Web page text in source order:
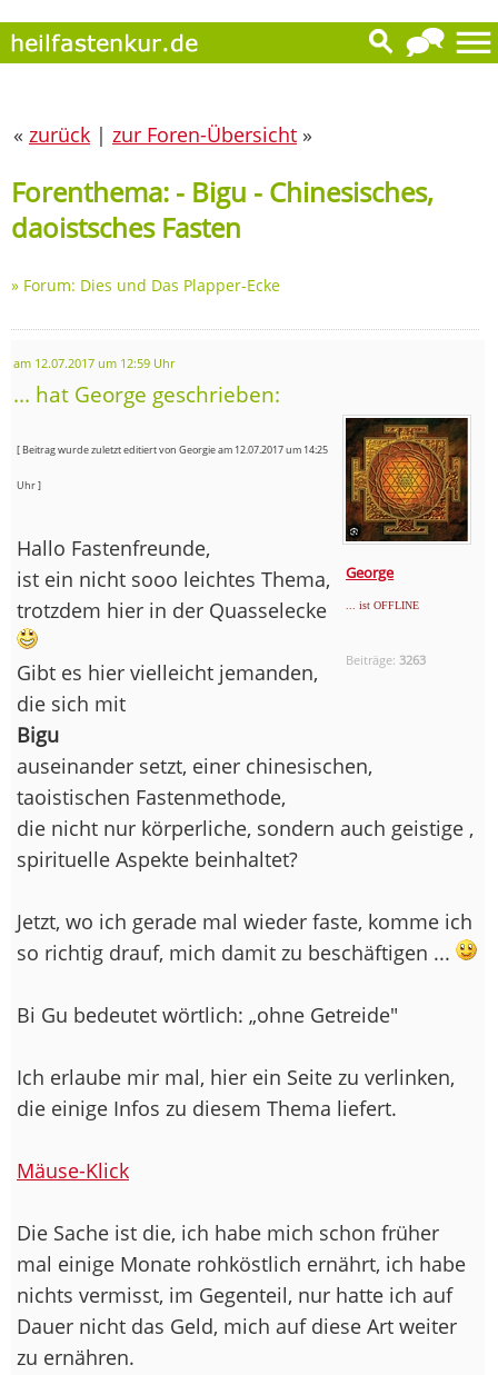
« zurück | zur Foren-Übersicht »
Forenthema: - Bigu - Chinesisches,
daoistsches Fasten
» Forum: Dies und Das Plapper-Ecke
am 12.07.2017 um 12:59 Uhr
... hat George geschrieben:
George
... ist OFFLINE
Beiträge:3263
[ Beitrag wurde zuletzt editiert von Georgie am 12.07.2017 um 14:25
Uhr ]
Hallo Fastenfreunde,
ist ein nicht sooo leichtes Thema,
trotzdem hier in der Quasselecke
Gibt es hier vielleicht jemanden,
die sich mit
Bigu
auseinander setzt, einer chinesischen,
taoistischen Fastenmethode,
die nicht nur körperliche, sondern auch geistige ,
spirituelle Aspekte beinhaltet?
Jetzt, wo ich gerade mal wieder faste, komme ich
so richtig drauf, mich damit zu beschäftigen ...
Bi Gu bedeutet wörtlich: „ohne Getreide"
Ich erlaube mir mal, hier ein Seite zu verlinken,
die einige Infos zu diesem Thema liefert.
Mäuse-Klick
Die Sache ist die, ich habe mich schon früher
mal einige Monate rohköstlich ernährt, ich habe
nichts vermisst, im Gegenteil, nur hatte ich auf
Dauer nicht das Geld, mich auf diese Art weiter
zu ernähren.